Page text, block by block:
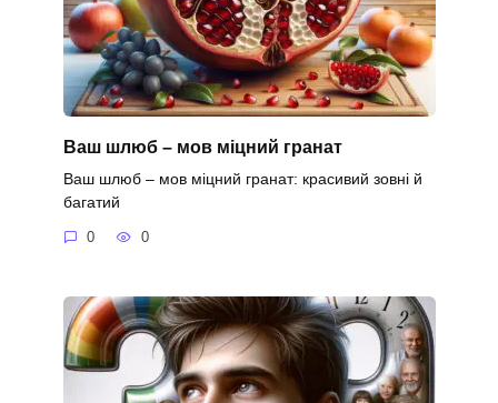
Ваш шлюб – мов міцний гранат
Ваш шлюб – мов міцний гранат: красивий зовні й
багатий
0 0